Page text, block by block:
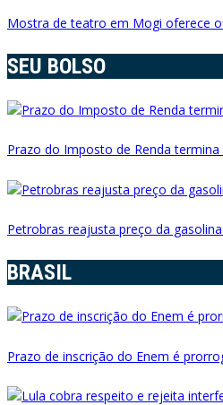
Mostra de teatro em Mogi oferece
SEU BOLSO
Prazo do Imposto de Renda termina
Petrobras reajusta preço da
BRASIL
Prazo de inscrição do Enem é